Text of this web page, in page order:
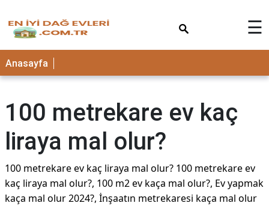
☰
Anasayfa
100 metrekare ev kaç
liraya mal olur?
100 metrekare ev kaç liraya mal olur? 100 metrekare ev
kaç liraya mal olur?, 100 m2 ev kaça mal olur?, Ev yapmak
kaça mal olur 2024?, İnşaatın metrekaresi kaça mal olur